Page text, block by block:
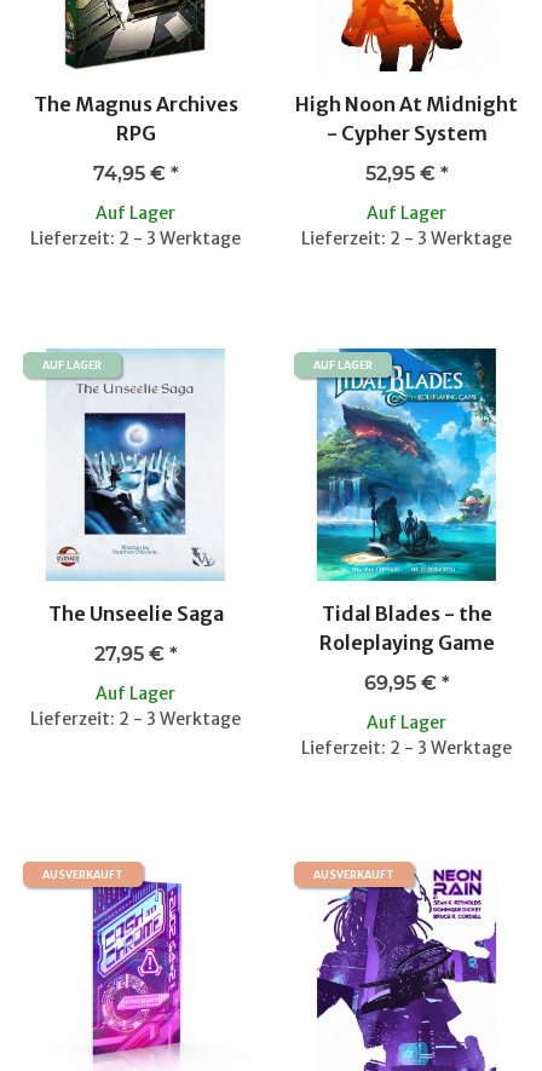
The Magnus Archives
RPG
74,95 € *
Auf Lager
Lieferzeit: 2 - 3 Werktage
High Noon At Midnight
- Cypher System
52,95 € *
Auf Lager
Lieferzeit: 2 - 3 Werktage
AUF LAGER
The Unseelie Saga
27,95 € *
Auf Lager
Lieferzeit: 2 - 3 Werktage
AUF LAGER
Tidal Blades - the
Roleplaying Game
69,95 € *
Auf Lager
Lieferzeit: 2 - 3 Werktage
AUSVERKAUFT AUSVERKAUFT